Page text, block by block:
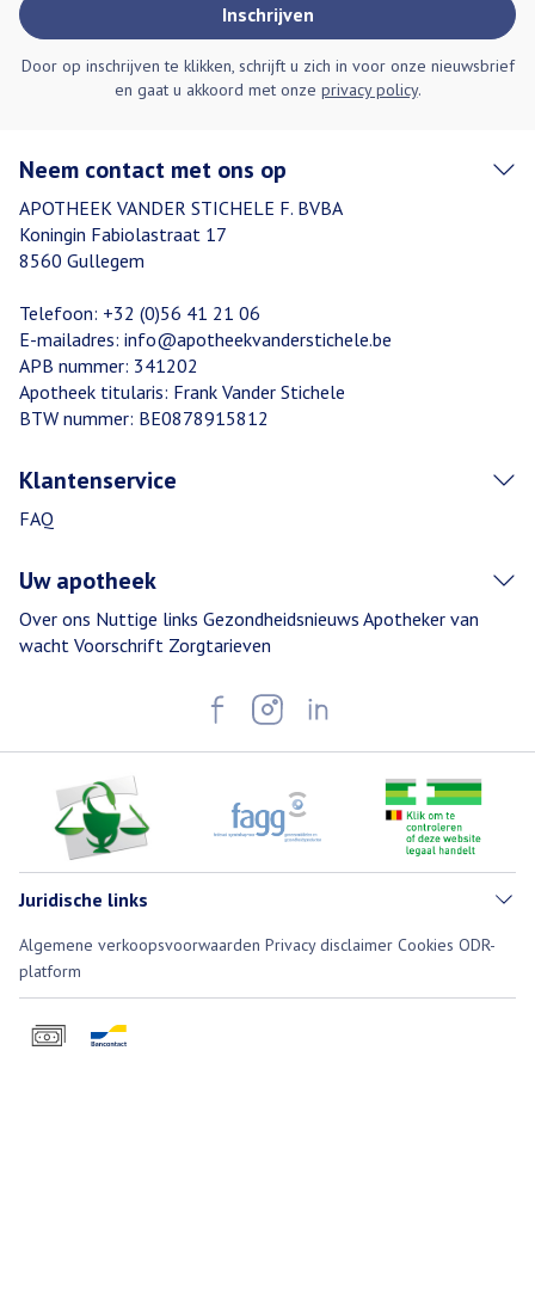
Inschrijven
Door op inschrijven te klikken, schrijft u zich in voor onze nieuwsbrief
en gaat u akkoord met onze privacy policy.
Neem contact met ons op
APOTHEEK VANDER STICHELE F. BVBA
Koningin Fabiolastraat 17
8560 Gullegem
Telefoon: +32 (0)56 41 21 06
E-mailadres: info@apotheekvanderstichele.be
APB nummer: 341202
Apotheek titularis: Frank Vander Stichele
BTW nummer: BE0878915812
Klantenservice
FAQ
Uw apotheek
Over ons Nuttige links Gezondheidsnieuws Apotheker van
wacht Voorschrift Zorgtarieven
Juridische links
Algemene verkoopsvoorwaarden Privacy disclaimer Cookies ODR-
platform